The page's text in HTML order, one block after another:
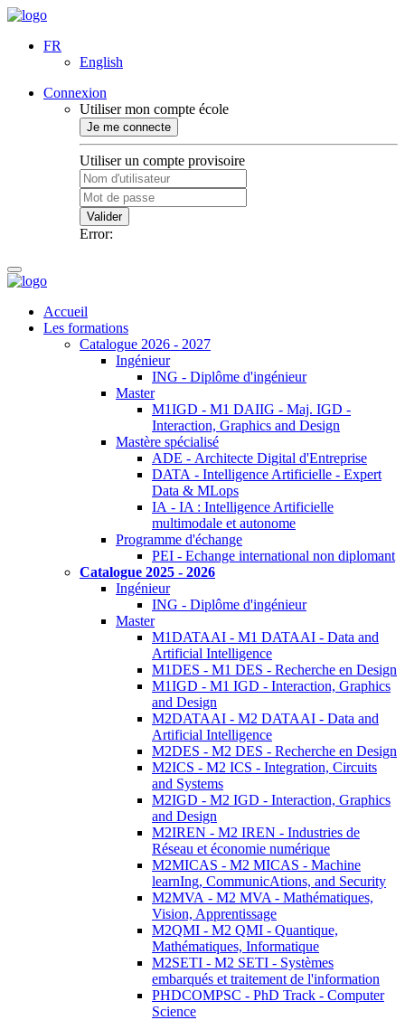
FR
English
Connexion
Utiliser mon compte école
Je me connecte
Utiliser un compte provisoire
Valider
Error:
Accueil
Les formations
Catalogue 2026 - 2027
Ingénieur
ING - Diplôme d'ingénieur
Master
M1IGD - M1 DAIIG - Maj. IGD -
Interaction, Graphics and Design
Mastère spécialisé
ADE - Architecte Digital d'Entreprise
DATA - Intelligence Artificielle - Expert
Data & MLops
IA - IA : Intelligence Artificielle
multimodale et autonome
Programme d'échange
PEI - Echange international non diplomant
Catalogue 2025 - 2026
Ingénieur
ING - Diplôme d'ingénieur
Master
M1DATAAI - M1 DATAAI - Data and
Artificial Intelligence
M1DES - M1 DES - Recherche en Design
M1IGD - M1 IGD - Interaction, Graphics
and Design
M2DATAAI - M2 DATAAI - Data and
Artificial Intelligence
M2DES - M2 DES - Recherche en Design
M2ICS - M2 ICS - Integration, Circuits
and Systems
M2IGD - M2 IGD - Interaction, Graphics
and Design
M2IREN - M2 IREN - Industries de
Réseau et économie numérique
M2MICAS - M2 MICAS - Machine
learnIng, CommunicAtions, and Security
M2MVA - M2 MVA - Mathématiques,
Vision, Apprentissage
M2QMI - M2 QMI - Quantique,
Mathématiques, Informatique
M2SETI - M2 SETI - Systèmes
embarqués et traitement de l'information
PHDCOMPSC - PhD Track - Computer
Science